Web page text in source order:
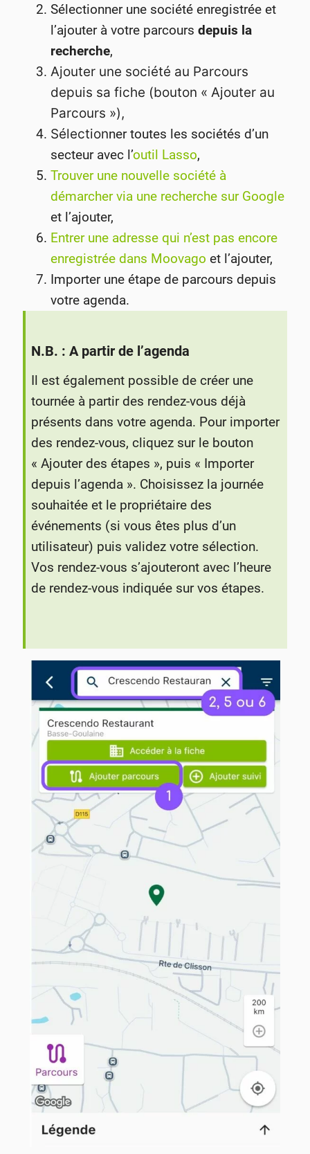
Sélectionner une société enregistrée et
l’ajouter à votre parcoursdepuis la
recherche,
Ajouter une société au Parcours
depuis sa fiche (bouton « Ajouter au
Parcours »),
Sélectionner toutes les sociétés d’un
secteur avec l’outil Lasso,
Trouver une nouvelle société à
démarcher via une recherche sur Google
et l’ajouter,
Entrer une adresse qui n’est pas encore
enregistrée dans Moovago et l’ajouter,
Importer une étape de parcours depuis
votre agenda.
N.B. : A partir de l’agenda
Il est également possible de créer une
tournée à partir des rendez-vous déjà
présents dans votre agenda. Pour importer
des rendez-vous, cliquez sur le bouton
« Ajouter des étapes », puis « Importer
depuis l’agenda ». Choisissez la journée
souhaitée et le propriétaire des
événements (si vous êtes plus d’un
utilisateur) puis validez votre sélection.
Vos rendez-vous s’ajouteront avec l’heure
de rendez-vous indiquée sur vos étapes.